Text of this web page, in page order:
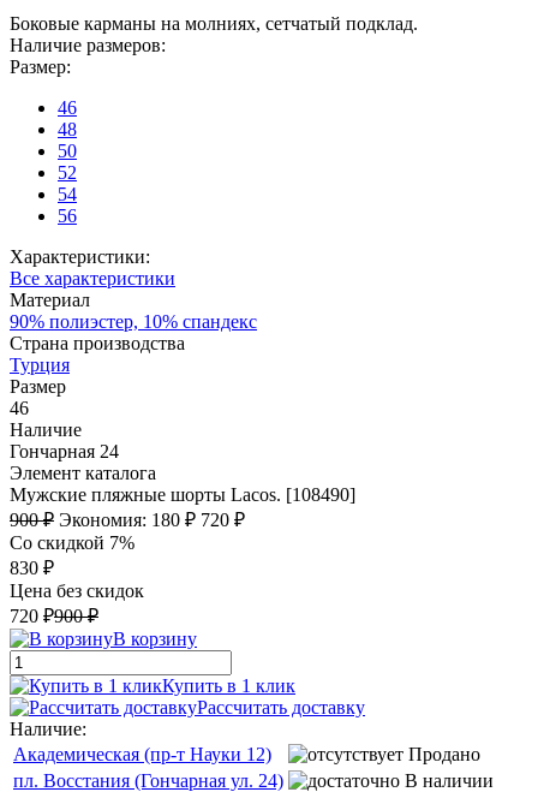
Боковые карманы на молниях, сетчатый подклад.
Наличие размеров:
Размер:
46
48
50
52
54
56
Характеристики:
Все характеристики
Материал
90% полиэстер, 10% спандекс
Страна производства
Турция
Размер
46
Наличие
Гончарная 24
Элемент каталога
Мужские пляжные шорты Lacos. [108490]
900 ₽ Экономия: 180 ₽ 720 ₽
Со скидкой 7%
830 ₽
Цена без скидок
720 ₽900 ₽
В корзину
Купить в 1 клик
Рассчитать доставку
Наличие:
Академическая (пр-т Науки 12)
Продано
пл. Восстания (Гончарная ул. 24)
В наличии